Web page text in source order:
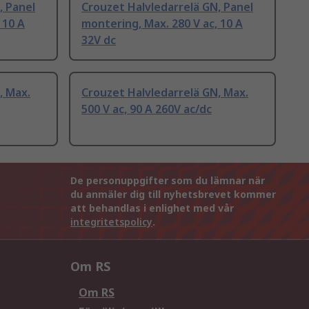
Panel
A
Crouzet Halvledarrelä GN, Panel
montering, Max. 280 V ac, 10 A
32V dc
Max.
Crouzet Halvledarrelä GN, Max.
500 V ac, 90 A 260V ac/dc
De personuppgifter som du lämnar när
du anmäler dig till nyhetsbrevet kommer
att behandlas i enlighet med vår
integritetspolicy.
Om RS
Om RS